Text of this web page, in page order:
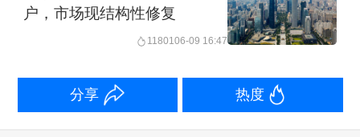
对增值税一般纳税人，按照一般计税方
法，通过销项税额抵扣进项税额计算应
纳税额的方式，计算缴纳增值税，按规
定适用6%、9%和13%增值税税率。而
户，市场现结构性修复
1180106-09 16:47
分享 热度